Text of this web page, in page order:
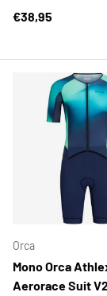
Precio normal
€38,95
Orca
Mono Orca
Aerorace Suit